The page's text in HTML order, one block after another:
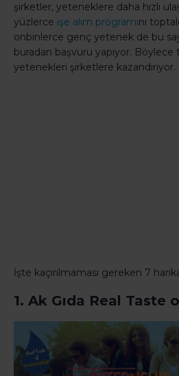
şirketler, yeteneklere daha hızlı
yüzlerce işe alım programını
onbinlerce genç yetenek de bu
buradan başvuru yapıyor.
yetenekleri şirketlere kazandırıyor.
İşte kaçırılmaması gereken 7
1. Ak Gıda Real Taste